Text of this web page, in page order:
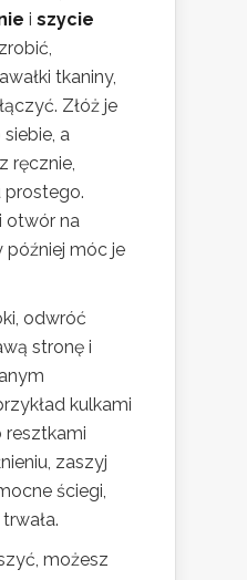
i szycie
tkaniny,
Złóż je
a
ręcznie,
prostego.
otwór na
później móc je
odwróć
stronę i
kulkami
resztkami
zaszyj
ściegi,
możesz